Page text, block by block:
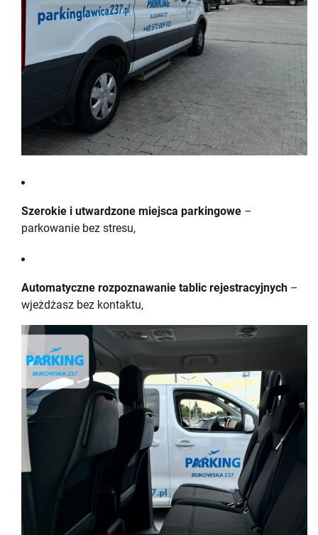
Szerokie i utwardzone miejsca parkingowe –
parkowanie bez stresu,
Automatyczne rozpoznawanie tablic rejestracyjnych –
wjeżdżasz bez kontaktu,